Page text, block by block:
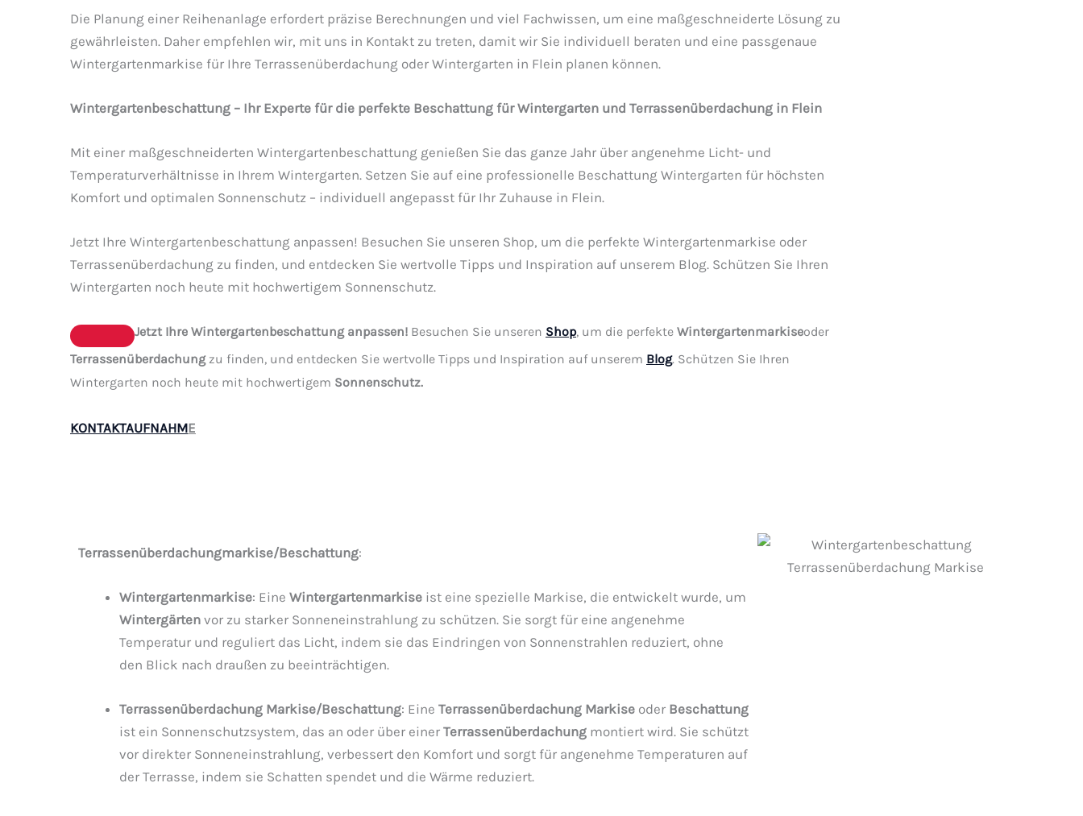
Die Planung einer Reihenanlage erfordert präzise Berechnungen und viel Fachwissen, um eine maßgeschneiderte Lösung zu
gewährleisten. Daher empfehlen wir, mit uns in Kontakt zu treten, damit wir Sie individuell beraten und eine passgenaue
Wintergartenmarkise für Ihre Terrassenüberdachung oder Wintergarten in Flein planen können.
Wintergartenbeschattung – Ihr Experte für die perfekte Beschattung für Wintergarten und Terrassenüberdachung in Flein
Mit einer maßgeschneiderten Wintergartenbeschattung genießen Sie das ganze Jahr über angenehme Licht- und
Temperaturverhältnisse in Ihrem Wintergarten. Setzen Sie auf eine professionelle Beschattung Wintergarten für höchsten
Komfort und optimalen Sonnenschutz – individuell angepasst für Ihr Zuhause in Flein.
Jetzt Ihre Wintergartenbeschattung anpassen! Besuchen Sie unseren Shop, um die perfekte Wintergartenmarkise oder
Terrassenüberdachung zu finden, und entdecken Sie wertvolle Tipps und Inspiration auf unserem Blog. Schützen Sie Ihren
Wintergarten noch heute mit hochwertigem Sonnenschutz.
Jetzt Ihre Wintergartenbeschattung anpassen! Besuchen Sie unseren Shop, um die perfekte Wintergartenmarkiseoder
Terrassenüberdachungzu finden, und entdecken Sie wertvolle Tipps und Inspiration auf unserem Blog. Schützen Sie Ihren
Wintergarten noch heute mit hochwertigem Sonnenschutz.
KONTAKTAUFNAHME
Terrassenüberdachungmarkise/Beschattung:
Wintergartenmarkise: Eine Wintergartenmarkise ist eine spezielle Markise, die entwickelt wurde, um
Wintergärten vor zu starker Sonneneinstrahlung zu schützen. Sie sorgt für eine angenehme
Temperatur und reguliert das Licht, indem sie das Eindringen von Sonnenstrahlen reduziert, ohne
den Blick nach draußen zu beeinträchtigen.
Terrassenüberdachung Markise/Beschattung: Eine Terrassenüberdachung Markise oder Beschattung
ist ein Sonnenschutzsystem, das an oder über einer Terrassenüberdachung montiert wird. Sie schützt
vor direkter Sonneneinstrahlung, verbessert den Komfort und sorgt für angenehme Temperaturen auf
der Terrasse, indem sie Schatten spendet und die Wärme reduziert.